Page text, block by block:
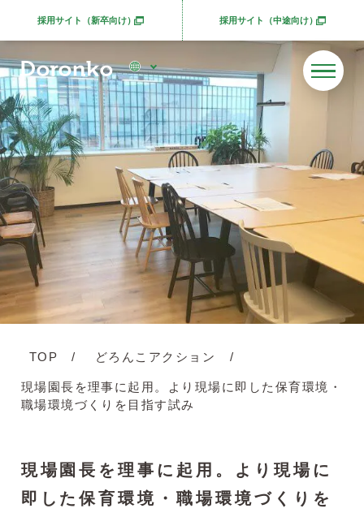
採用サイト（新卒向け）別ウィンドウで開きます 採用サイト（中途向け）別ウィンドウで開きま
TOP どろんこアクション
現場園長を理事に起用。より現場に即した保育環境・
職場環境づくりを目指す試み
現場園長を理事に起用。より現場に
即した保育環境・職場環境づくりを